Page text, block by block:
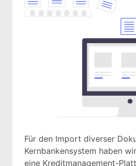
Für den Import diverser
Kernbankensystem haben
eine Kreditmanagement-